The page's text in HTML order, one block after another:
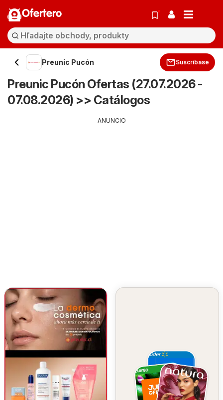
Ofertero
Preunic Pucón Suscríbase
Preunic Pucón Ofertas (27.07.2026 -
07.08.2026) >> Catálogos
ANUNCIO